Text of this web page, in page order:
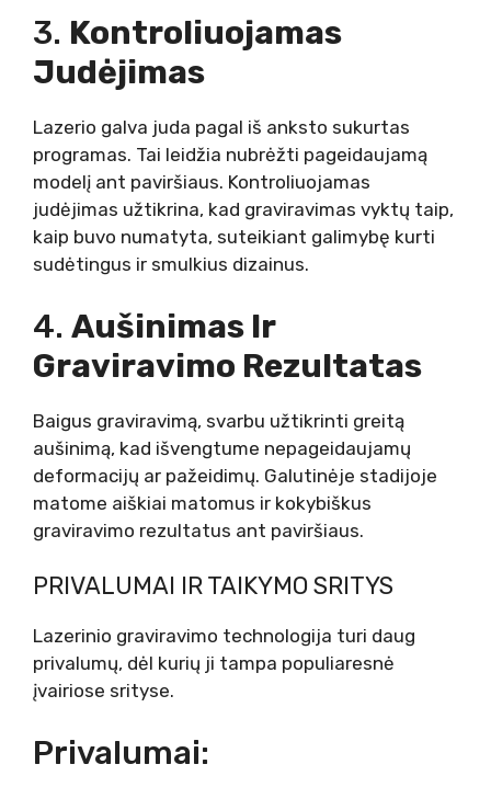
3. Kontroliuojamas
Judėjimas
Lazerio galva juda pagal iš anksto sukurtas
programas. Tai leidžia nubrėžti pageidaujamą
modelį ant paviršiaus. Kontroliuojamas
judėjimas užtikrina, kad graviravimas vyktų taip,
kaip buvo numatyta, suteikiant galimybę kurti
sudėtingus ir smulkius dizainus.
4. Aušinimas Ir
Graviravimo Rezultatas
Baigus graviravimą, svarbu užtikrinti greitą
aušinimą, kad išvengtume nepageidaujamų
deformacijų ar pažeidimų. Galutinėje stadijoje
matome aiškiai matomus ir kokybiškus
graviravimo rezultatus ant paviršiaus.
PRIVALUMAI IR TAIKYMO SRITYS
Lazerinio graviravimo technologija turi daug
privalumų, dėl kurių ji tampa populiaresnė
įvairiose srityse.
Privalumai: